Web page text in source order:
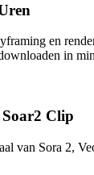
en
in
Clip
van Sora 2,